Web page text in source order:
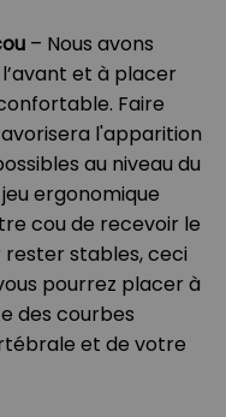
– Nous avons
et à placer
Faire
l'apparition
au niveau du
ergonomique
cou de recevoir le
stables, ceci
pourrez placer à
des courbes
et de votre